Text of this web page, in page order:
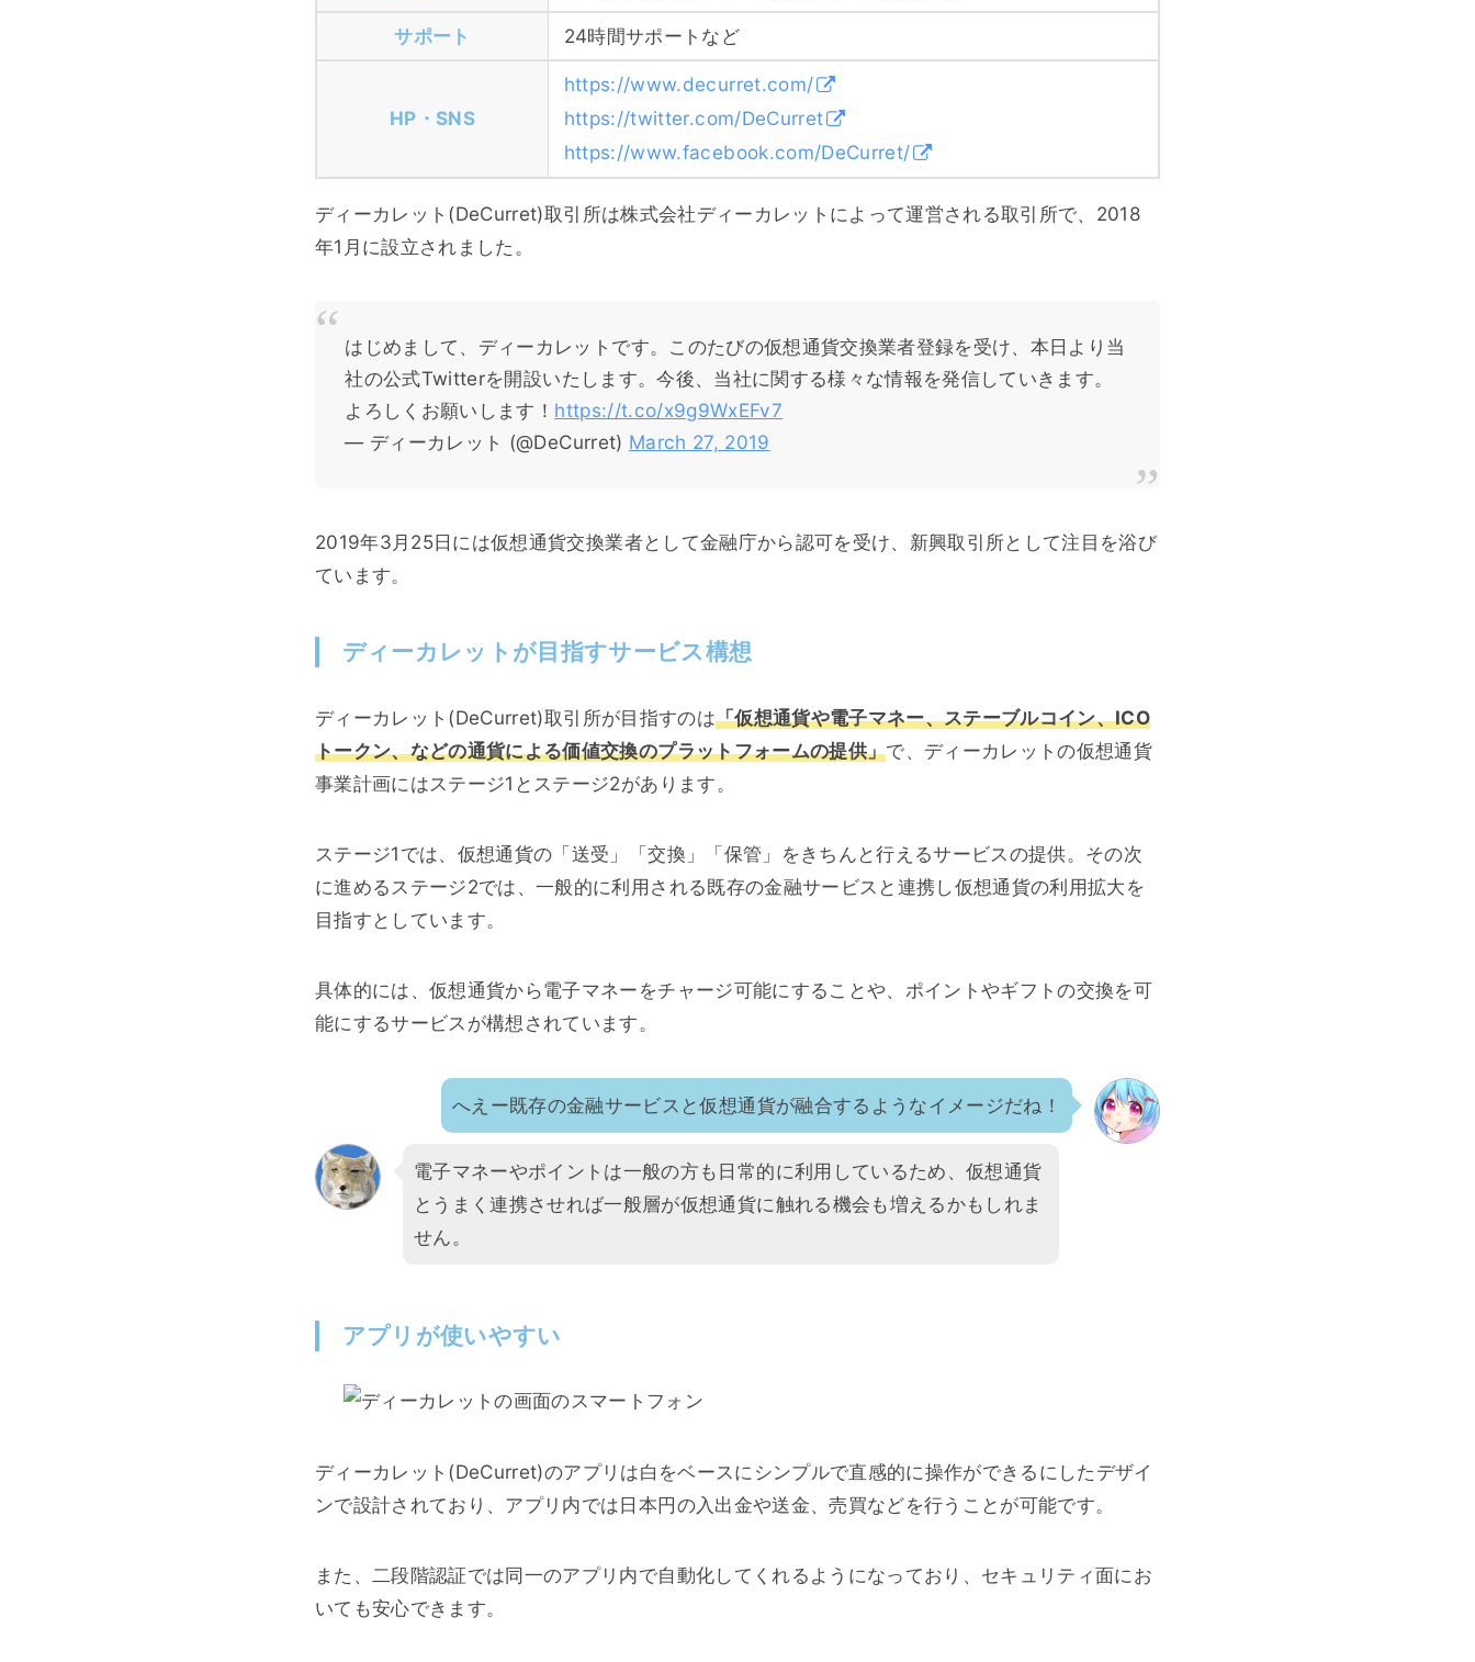
サポート 24時間サポートなど
HP・SNS
https://www.decurret.com/
https://twitter.com/DeCurret
https://www.facebook.com/DeCurret/
ディーカレット(DeCurret)取引所は株式会社ディーカレットによって運営される取引所で、2018
年1月に設立されました。
はじめまして、ディーカレットです。このたびの仮想通貨交換業者登録を受け、本日より当
社の公式Twitterを開設いたします。今後、当社に関する様々な情報を発信していきます。
よろしくお願いします！ https://t.co/x9g9WxEFv7
— ディーカレット (@DeCurret) March 27, 2019
2019年3月25日には仮想通貨交換業者として金融庁から認可を受け、新興取引所として注目を浴び
ています。
ディーカレットが目指すサービス構想
ディーカレット(DeCurret)取引所が目指すのは「仮想通貨や電子マネー、ステーブルコイン、ICO
トークン、などの通貨による価値交換のプラットフォームの提供」で、ディーカレットの仮想通貨
事業計画にはステージ1とステージ2があります。
ステージ1では、仮想通貨の「送受」「交換」「保管」をきちんと行えるサービスの提供。その次
に進めるステージ2では、一般的に利用される既存の金融サービスと連携し仮想通貨の利用拡大を
目指すとしています。
具体的には、仮想通貨から電子マネーをチャージ可能にすることや、ポイントやギフトの交換を可
能にするサービスが構想されています。
へえー既存の金融サービスと仮想通貨が融合するようなイメージだね！
電子マネーやポイントは一般の方も日常的に利用しているため、仮想通貨
とうまく連携させれば一般層が仮想通貨に触れる機会も増えるかもしれま
せん。
アプリが使いやすい
ディーカレット(DeCurret)のアプリは白をベースにシンプルで直感的に操作ができるにしたデザイ
ンで設計されており、アプリ内では日本円の入出金や送金、売買などを行うことが可能です。
また、二段階認証では同一のアプリ内で自動化してくれるようになっており、セキュリティ面にお
いても安心できます。